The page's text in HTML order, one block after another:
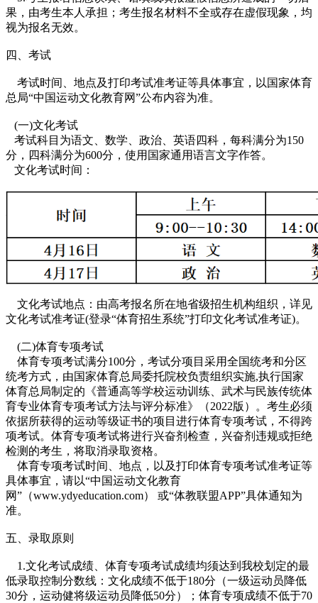
果，由考生本人承担；考生报名材料不全或存在虚假现象，均
视为报名无效。
四、考试
考试时间、地点及打印考试准考证等具体事宜，以国家体育
总局“中国运动文化教育网”公布内容为准。
(一)文化考试
考试科目为语文、数学、政治、英语四科，每科满分为150
分，四科满分为600分，使用国家通用语言文字作答。
文化考试时间：
文化考试地点：由高考报名所在地省级招生机构组织，详见
文化考试准考证(登录“体育招生系统”打印文化考试准考证)。
(二)体育专项考试
体育专项考试满分100分，考试分项目采用全国统考和分区
统考方式，由国家体育总局委托院校负责组织实施,执行国家
体育总局制定的《普通高等学校运动训练、武术与民族传统体
育专业体育专项考试方法与评分标准》（2022版）。考生必须
依据所获得的运动等级证书的项目进行体育专项考试，不得跨
项考试。体育专项考试将进行兴奋剂检查，兴奋剂违规或拒绝
检测的考生，将取消录取资格。
体育专项考试时间、地点，以及打印体育专项考试准考证等
具体事宜，请以“中国运动文化教育
网”（www.ydyeducation.com） 或“体教联盟APP”具体通知为
准。
五、录取原则
1.文化考试成绩、体育专项考试成绩均须达到我校划定的最
低录取控制分数线：文化成绩不低于180分（一级运动员降低
30分，运动健将级运动员降低50分）；体育专项成绩不低于70